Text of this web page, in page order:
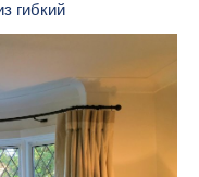
гибкий